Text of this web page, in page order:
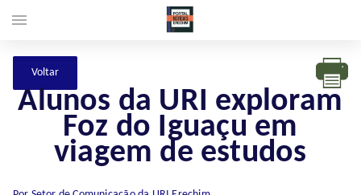
Alunos da URI exploram
Foz do Iguaçu em
viagem de estudos
menu